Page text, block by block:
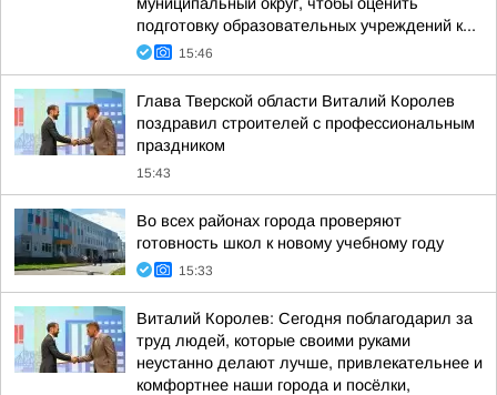
подготовку образовательных учреждений к...
15:46
Глава Тверской области Виталий Королев
поздравил строителей с профессиональным
праздником
15:43
Во всех районах города проверяют
готовность школ к новому учебному году
15:33
Виталий Королев: Сегодня поблагодарил за
труд людей, которые своими руками
неустанно делают лучше, привлекательнее и
комфортнее наши города и посёлки,